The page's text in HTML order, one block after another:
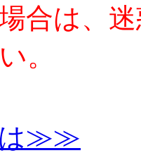
は、迷
。
は≫≫